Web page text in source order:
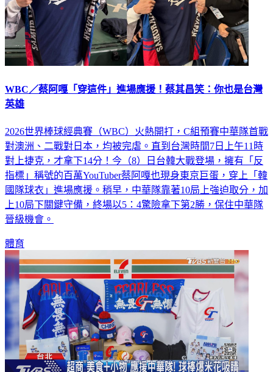
WBC／蔡阿嘎「穿這件」進場應援！蔡其昌笑：你也是台灣
英雄
2026世界棒球經典賽（WBC）火熱開打，C組預賽中華隊首戰
對澳洲、二戰對日本，均被完虐。直到台灣時間7日上午11時
對上捷克，才拿下14分！今（8）日台韓大戰登場，擁有「反
指標」稱號的百萬YouTuber蔡阿嘎也現身東京巨蛋，穿上「韓
國隊球衣」進場應援。稍早，中華隊靠著10局上強迫取分，加
上10局下關鍵守備，終場以5：4驚險拿下第2勝，保住中華隊
晉級機會。
體育